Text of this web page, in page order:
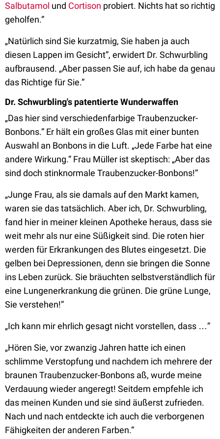
Salbutamol und Cortison probiert. Nichts hat so richtig
geholfen.”
„Natürlich sind Sie kurzatmig, Sie haben ja auch
diesen Lappen im Gesicht”, erwidert Dr. Schwurbling
aufbrausend. „Aber passen Sie auf, ich habe da genau
das Richtige für Sie.”
Dr. Schwurbling's patentierte Wunderwaffen
„Das hier sind verschiedenfarbige Traubenzucker-
Bonbons.” Er hält ein großes Glas mit einer bunten
Auswahl an Bonbons in die Luft. „Jede Farbe hat eine
andere Wirkung.” Frau Müller ist skeptisch: „Aber das
sind doch stinknormale Traubenzucker-Bonbons!”
„Junge Frau, als sie damals auf den Markt kamen,
waren sie das tatsächlich. Aber ich, Dr. Schwurbling,
fand hier in meiner kleinen Apotheke heraus, dass sie
weit mehr als nur eine Süßigkeit sind. Die roten hier
werden für Erkrankungen des Blutes eingesetzt. Die
gelben bei Depressionen, denn sie bringen die Sonne
ins Leben zurück. Sie bräuchten selbstverständlich für
eine Lungenerkrankung die grünen. Die grüne Lunge,
Sie verstehen!”
„Ich kann mir ehrlich gesagt nicht vorstellen, dass …”
„Hören Sie, vor zwanzig Jahren hatte ich einen
schlimme Verstopfung und nachdem ich mehrere der
braunen Traubenzucker-Bonbons aß, wurde meine
Verdauung wieder angeregt! Seitdem empfehle ich
das meinen Kunden und sie sind äußerst zufrieden.
Nach und nach entdeckte ich auch die verborgenen
Fähigkeiten der anderen Farben.”